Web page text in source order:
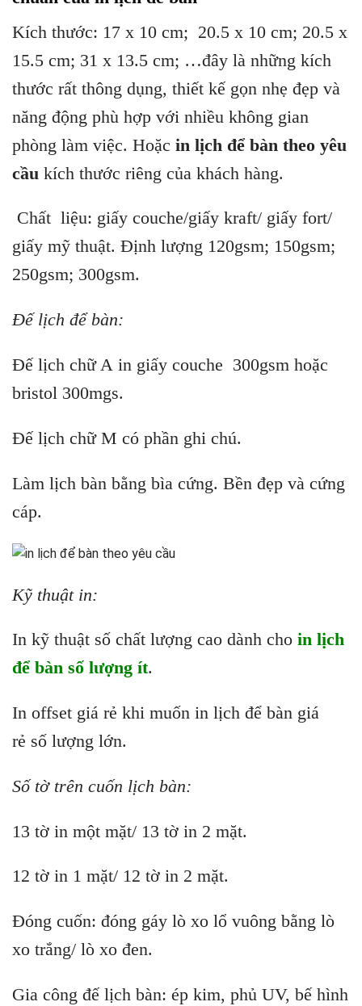
Kích thước: 17 x 10 cm; 20.5 x 10 cm; 20.5 x
15.5 cm; 31 x 13.5 cm; …đây là những kích
thước rất thông dụng, thiết kế gọn nhẹ đẹp và
năng động phù hợp với nhiều không gian
phòng làm việc. Hoặc in lịch để bàn theo yêu
cầu kích thước riêng của khách hàng.
Chất liệu: giấy couche/giấy kraft/ giấy fort/
giấy mỹ thuật. Định lượng 120gsm; 150gsm;
250gsm; 300gsm.
Đế lịch để bàn:
Đế lịch chữ A in giấy couche 300gsm hoặc
bristol 300mgs.
Đế lịch chữ M có phần ghi chú.
Làm lịch bàn bằng bìa cứng. Bền đẹp và cứng
cáp.
Kỹ thuật in:
In kỹ thuật số chất lượng cao dành cho in lịch
để bàn số lượng ít.
In offset giá rẻ khi muốn in lịch để bàn giá
rẻ số lượng lớn.
Số tờ trên cuốn lịch bàn:
13 tờ in một mặt/ 13 tờ in 2 mặt.
12 tờ in 1 mặt/ 12 tờ in 2 mặt.
Đóng cuốn: đóng gáy lò xo lổ vuông bằng lò
xo trắng/ lò xo đen.
Gia công đế lịch bàn: ép kim, phủ UV, bế hình